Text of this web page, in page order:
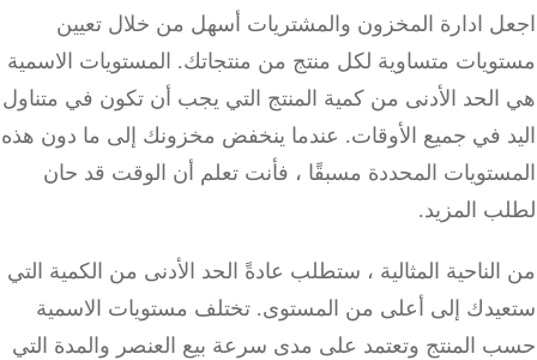
ادارة المخزون والمشتريات أسهل من خلال تعيين
متساوية لكل منتج من منتجاتك.المستويات الاسمية
الأدنى من كمية المنتج التي يجب أن تكون في متناول
في جميع الأوقات.عندما ينخفض مخزونك إلى ما دون هذه
المحددة مسبقًا ، فأنت تعلم أن الوقت قد حان
المزيد.
المثالية ، ستطلب عادةً الحد الأدنى من الكمية التي
إلى أعلى من المستوى.تختلف مستويات الاسمية
المنتج وتعتمد على مدى سرعة بيع العنصر والمدة التي